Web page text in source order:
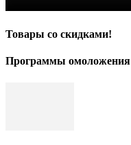
Товары со скидками!
Программы омоложения